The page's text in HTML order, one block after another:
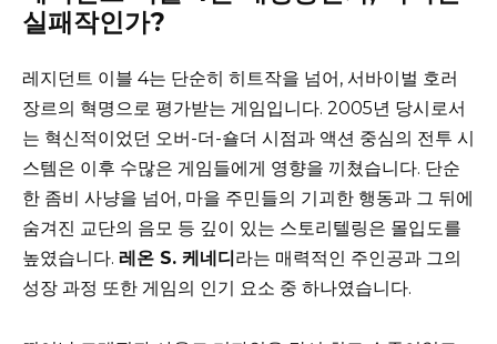
실패작인가?
레지던트 이블 4는 단순히 히트작을 넘어, 서바이벌 호러
장르의 혁명으로 평가받는 게임입니다. 2005년 당시로서
는 혁신적이었던 오버-더-숄더 시점과 액션 중심의 전투 시
스템은 이후 수많은 게임들에게 영향을 끼쳤습니다. 단순
한 좀비 사냥을 넘어, 마을 주민들의 기괴한 행동과 그 뒤에
숨겨진 교단의 음모 등 깊이 있는 스토리텔링은 몰입도를
높였습니다. 레온 S. 케네디 라는 매력적인 주인공과 그의
성장 과정 또한 게임의 인기 요소 중 하나였습니다.